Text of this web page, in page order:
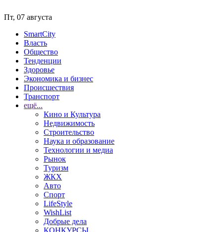
Пт, 07 августа
SmartCity
Власть
Общество
Тенденции
Здоровье
Экономика и бизнес
Происшествия
Транспорт
ещё...
Кино и Культура
Недвижимость
Строительство
Наука и образование
Технологии и медиа
Рынок
Туризм
ЖКХ
Авто
Спорт
LifeStyle
WishList
Добрые дела
КОНКУРСЫ